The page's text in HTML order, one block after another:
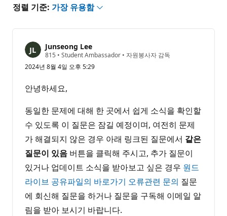
정렬 기준: 가장 유용함
Junseong Lee
815 평
포
트
• Student Ambassador • 자원봉사자 감독
2024년 8월 4일 오후 5:29
안녕하세요,
동일한 문제에 대해 한 곳에서 쉽게 소식을 확인할
수 있도록 이 질문은 잠길 예정이며, 여전히 문제
가 해결되지 않은 경우 아래 링크된 질문에서 같은
질문이 있음 버튼을 클릭해 주시고, 추가 질문이
있거나 업데이트 소식을 받아보고 싶은 경우 원드
라이브 공유파일의 바로가기 오류관련 문의 질문
에 회신해 질문을 하거나 질문을 구독해 이메일 알
림을 받아 보시기 바랍니다.